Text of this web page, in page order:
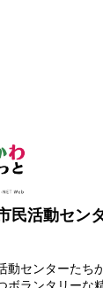
民活動セン
動センターたち